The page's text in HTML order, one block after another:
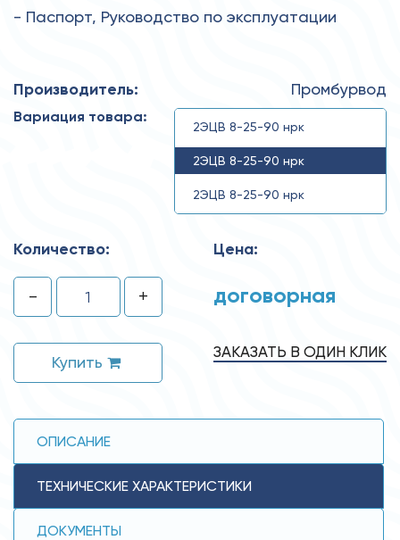
- Паспорт, Руководство по эксплуатации
Производитель: Промбурвод
Вариация товара:
2ЭЦВ 8-25-90 нрк
2ЭЦВ 8-25-90 нрк
2ЭЦВ 8-25-90 нрк
Количество:
- +
Купить
Цена:
договорная
ЗАКАЗАТЬ В ОДИН КЛИК
ОПИСАНИЕ
ТЕХНИЧЕСКИЕ ХАРАКТЕРИСТИКИ
ДОКУМЕНТЫ